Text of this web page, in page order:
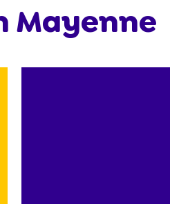
Mayenne